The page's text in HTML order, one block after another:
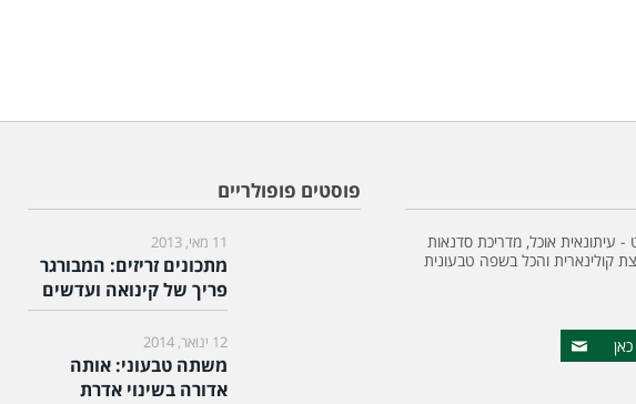
- עיתונאית אוכל, מדריכת סדנאות
קולינארית והכל בשפה טבעונית
פוסטים פופולריים
11 מאי, 2013
מתכונים זריזים: המבורגר
פריך של קינואה ועדשים
12 ינואר, 2014
משתה טבעוני: אותה
אדורה בשינוי אדרת